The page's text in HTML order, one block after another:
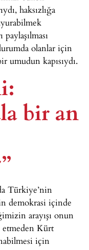
haksızlığa
olanlar için
umudun kapısıydı.
bir an
Türkiye’nin
demokrasi içinde
arayışı onun
etmeden Kürt
için